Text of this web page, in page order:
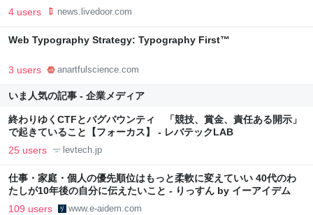
4 users news.livedoor.com
Web Typography Strategy: Typography First™
3 users anartfulscience.com
いま人気の記事 - 企業メディア
終わりゆくCTFとバグバウンティ 「競技、賞金、責任ある開示」
で起きていること【フォーカス】 - レバテックLAB
25 users levtech.jp
仕事・家庭・個人の優先順位はもっと柔軟に変えていい 40代のわ
たしが10年後の自分に伝えたいこと - りっすん by イーアイデム
109 users www.e-aidem.com